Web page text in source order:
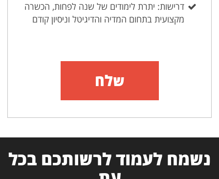
דרישות: יתרת לימודים של שנה לפחות, הכשרה
מקצועית בתחום המדיה והדיגיטל וניסיון קודם
שלח
נשמח לעמוד לרשותכם בכל